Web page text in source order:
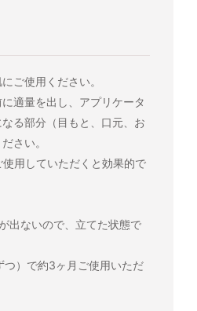
ご使用ください。
適量を出し、アプリケータ
る部分（目もと、口元、お
さい。
使用していただくと効果的で
出ないので、立てた状態で
つ）で約3ヶ月ご使用いただ